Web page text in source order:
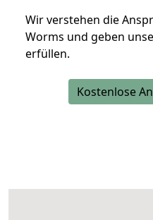
Wir verstehen die
Worms und geben
erfüllen.
Kostenlose